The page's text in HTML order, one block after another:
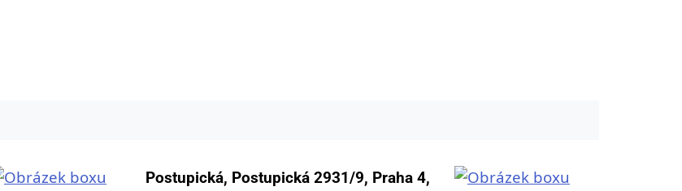
Postupická, Postupická 2931/9, Praha 4,